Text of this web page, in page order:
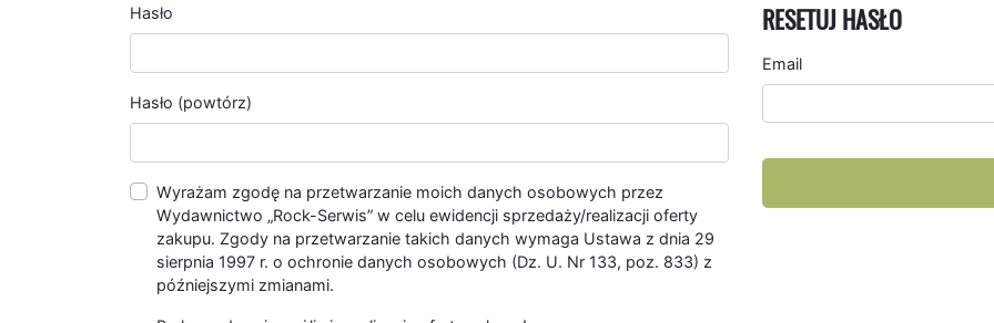
Hasło
Hasło (powtórz)
Wyrażam zgodę na przetwarzanie moich danych osobowych przez
Wydawnictwo „Rock-Serwis” w celu ewidencji sprzedaży/realizacji oferty
zakupu. Zgody na przetwarzanie takich danych wymaga Ustawa z dnia 29
sierpnia 1997 r. o ochronie danych osobowych (Dz. U. Nr 133, poz. 833) z
późniejszymi zmianami.
RESETUJ HASŁO
Email